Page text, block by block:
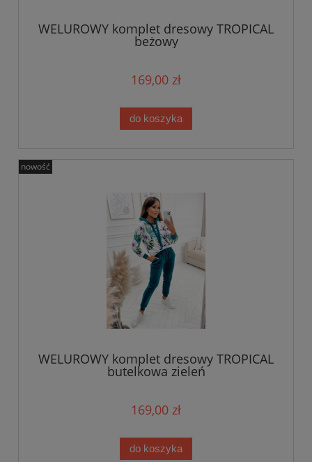
WELUROWY komplet dresowy TROPICAL
beżowy
169,00 zł
do koszyka
WELUROWY komplet dresowy TROPICAL
butelkowa zieleń
169,00 zł
do koszyka
nowość